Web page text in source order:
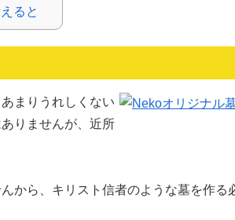
ると
まりうれしくない
りませんが、近所
から、キリスト信者のような墓を作る